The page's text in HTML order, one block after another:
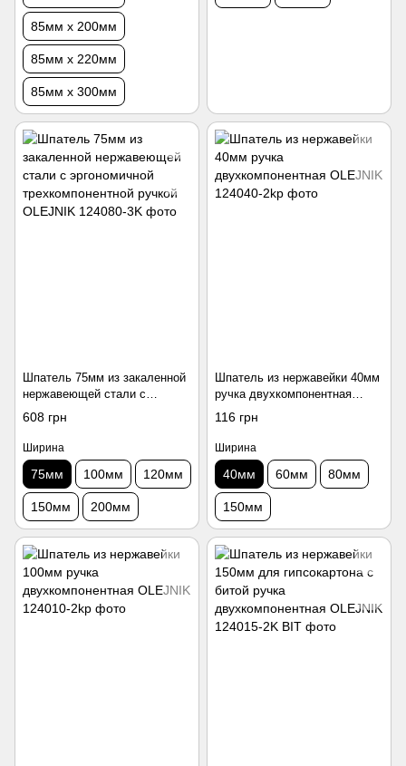
85мм х 200мм
85мм х 220мм
85мм х 300мм
Шпатель 75мм из закаленной
нержавеющей стали с
эргономичной
трехкомпонентной ручкой
OLEJNIK
608 грн
Ширина
75мм 100мм 120мм
150мм 200мм
Шпатель из нержавейки 40мм
ручка двухкомпонентная
OLEJNIK
116 грн
Ширина
40мм 60мм 80мм
150мм